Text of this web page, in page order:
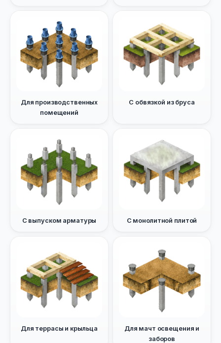
Для производственных
помещений
С обвязкой из бруса
С выпуском арматуры С монолитной плитой
Для террасы и крыльца
Для мачт освещения и
заборов